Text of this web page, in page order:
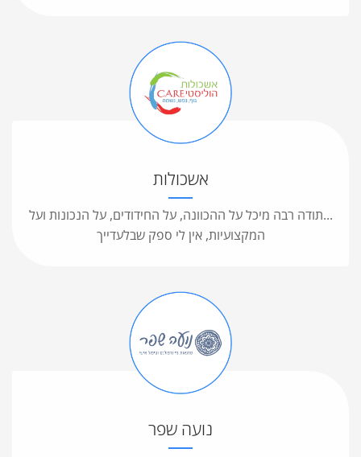
אשכולות
...תודה רבה מיכל על ההכוונה, על החידודים, על הנכונות ועל
המקצועיות, אין לי ספק שבלעדייך
נועה שפר